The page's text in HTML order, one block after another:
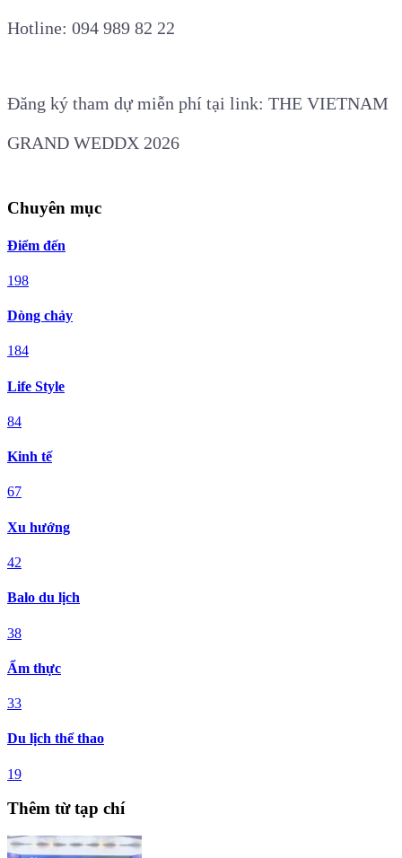
Hotline: 094 989 82 22
Đăng ký tham dự miễn phí tại link: THE VIETNAM
GRAND WEDDX 2026
Chuyên mục
Điểm đến
198
Dòng chảy
184
Life Style
84
Kinh tế
67
Xu hướng
42
Balo du lịch
38
Ẩm thực
33
Du lịch thể thao
19
Thêm từ tạp chí